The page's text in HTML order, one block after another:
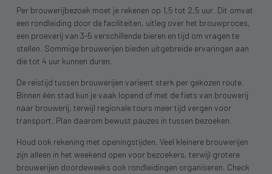
Per brouwerijbezoek moet je rekenen op 1,5 tot 2,5 uur. Dit omvat
een rondleiding door de faciliteiten, uitleg over het brouwproces,
een proeverij van 3-5 verschillende bieren en tijd om vragen te
stellen. Sommige brouwerijen bieden uitgebreide ervaringen aan
die tot 4 uur kunnen duren.
De reistijd tussen brouwerijen varieert sterk per gekozen route.
Binnen één stad kun je vaak lopend of met de fiets van brouwerij
naar brouwerij, terwijl regionale tours meer tijd vergen voor
transport. Plan daarom bewust pauzes in tussen bezoeken.
Houd ook rekening met openingstijden. Veel kleinere brouwerijen
zijn alleen in het weekend open voor bezoekers, terwijl grotere
brouwerijen doordeweeks ook rondleidingen organiseren. Check